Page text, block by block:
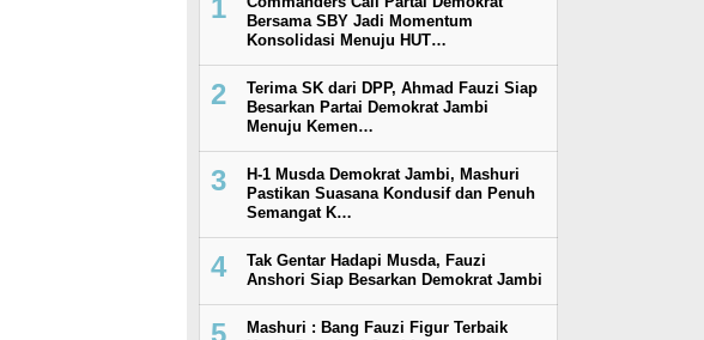
1
Bersama SBY Jadi Momentum
Konsolidasi Menuju HUT…
2
Terima SK dari DPP, Ahmad Fauzi Siap
Besarkan Partai Demokrat Jambi
Menuju Kemen…
3
H-1 Musda Demokrat Jambi, Mashuri
Pastikan Suasana Kondusif dan Penuh
Semangat K…
4
Tak Gentar Hadapi Musda, Fauzi
Anshori Siap Besarkan Demokrat Jambi
5
Mashuri : Bang Fauzi Figur Terbaik